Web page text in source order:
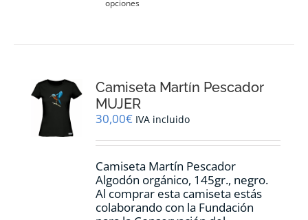
opciones
se
elegir
la
de
producto
Camiseta Martín Pescador
MUJER
30,00€ IVA incluido
Camiseta Martín Pescador
Algodón orgánico, 145gr., negro.
Al comprar esta camiseta estás
colaborando con la Fundación